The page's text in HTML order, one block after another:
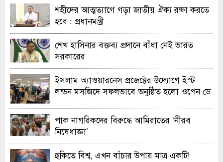
শহীদের আত্মত্যাগে গড়া জাতীয় ঐক্য রক্ষা করতে
হবে : প্রধানমন্ত্রী
শেখ হাসিনার বক্তব্য প্রদানে বাঁধা নেই ভারত
সরকারের
ইসলাম অ্যাওয়ারনেস প্রজেক্টের উদ্যোগে ইস্ট
লন্ডন মসজিদে সফলভাবে অনুষ্ঠিত হলো ওপেন ডে
পাক নাগরিকদের বিরুদ্ধে আমিরাতের ‘নীরব
নিষেধাজ্ঞা’
হুকিতে বিশ্ব, এখন বাঁচার উপায় মাত্র একটি!